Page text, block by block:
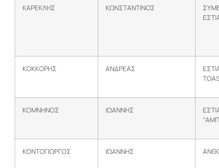
ΚΑΡΕΚΛΗΣ ΚΩΝΣΤΑΝΤΙΝΟΣ
ΚΟΚΚΟΡΗΣ ΑΝΔΡΕΑΣ
ΚΟΜΝΗΝΟΣ ΙΩΑΝΝΗΣ
ΚΟΝΤΟΓΙΩΡΓΟΣ ΙΩΑΝΝΗΣ